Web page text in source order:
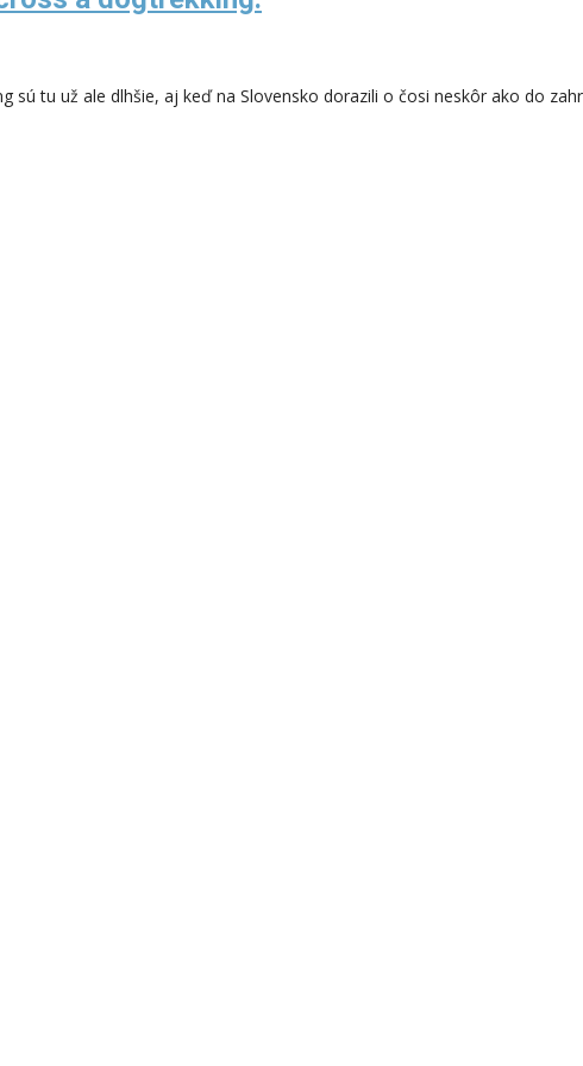
tu už ale dlhšie, aj keď na Slovensko dorazili o čosi neskôr ako do